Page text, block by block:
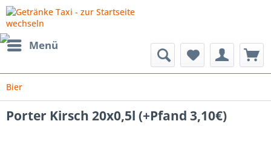
Menü
Bier
Porter Kirsch 20x0,5l (+Pfand 3,10€)